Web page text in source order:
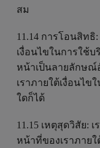
สม
11.14 การโอนสิท
เงื่อนไขในการใช้
หน้าเป็นลายลักษณ์
เราภายใต้เงื่อนไ
ใดก็ได้
11.15 เหตุสุดวิสัย:
หน้าที่ของเราภาย